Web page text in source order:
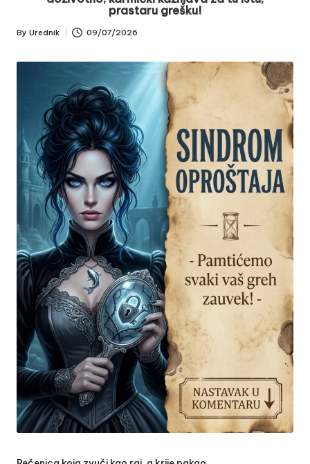
prastaru grešku!
Posted
By Urednik 09/07/2026